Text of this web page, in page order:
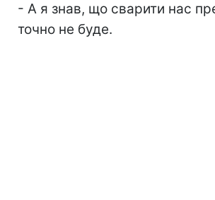
- А я знав, що сварити нас
точно не буде.